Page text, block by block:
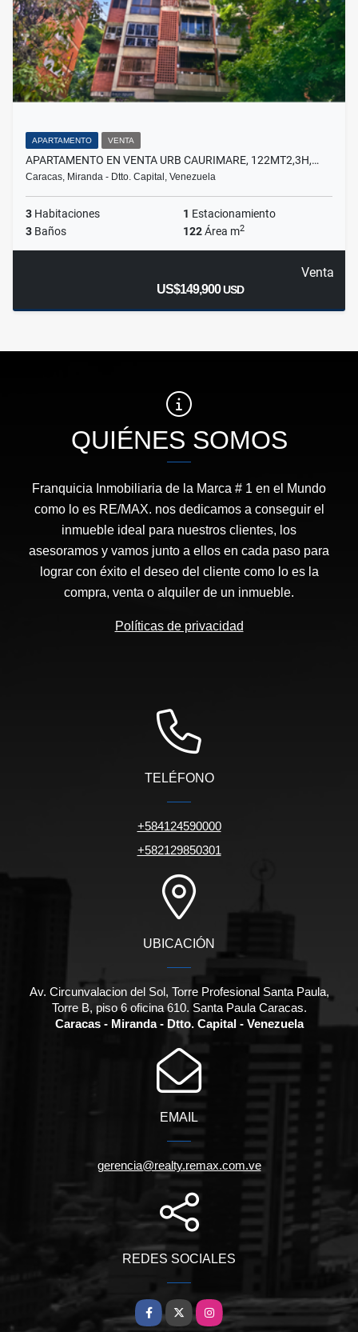
APARTAMENTO VENTA
APARTAMENTO EN VENTA URB CAURIMARE, 122MT2,3H,…
Caracas, Miranda - Dtto. Capital, Venezuela
3 Habitaciones 1 Estacionamiento
3 Baños 122Área m2
Venta
US$149,900USD
QUIÉNES SOMOS
Franquicia Inmobiliaria de la Marca # 1 en el Mundo
como lo es RE/MAX. nos dedicamos a conseguir el
inmueble ideal para nuestros clientes, los
asesoramos y vamos junto a ellos en cada paso para
lograr con éxito el deseo del cliente como lo es la
compra, venta o alquiler de un inmueble.
Políticas de privacidad
TELÉFONO
+584124590000
+582129850301
UBICACIÓN
Av. Circunvalacion del Sol, Torre Profesional Santa Paula,
Torre B, piso 6 oficina 610. Santa Paula Caracas.
Caracas - Miranda - Dtto. Capital - Venezuela
EMAIL
gerencia@realty.remax.com.ve
REDES SOCIALES
Facebook
X Instagram